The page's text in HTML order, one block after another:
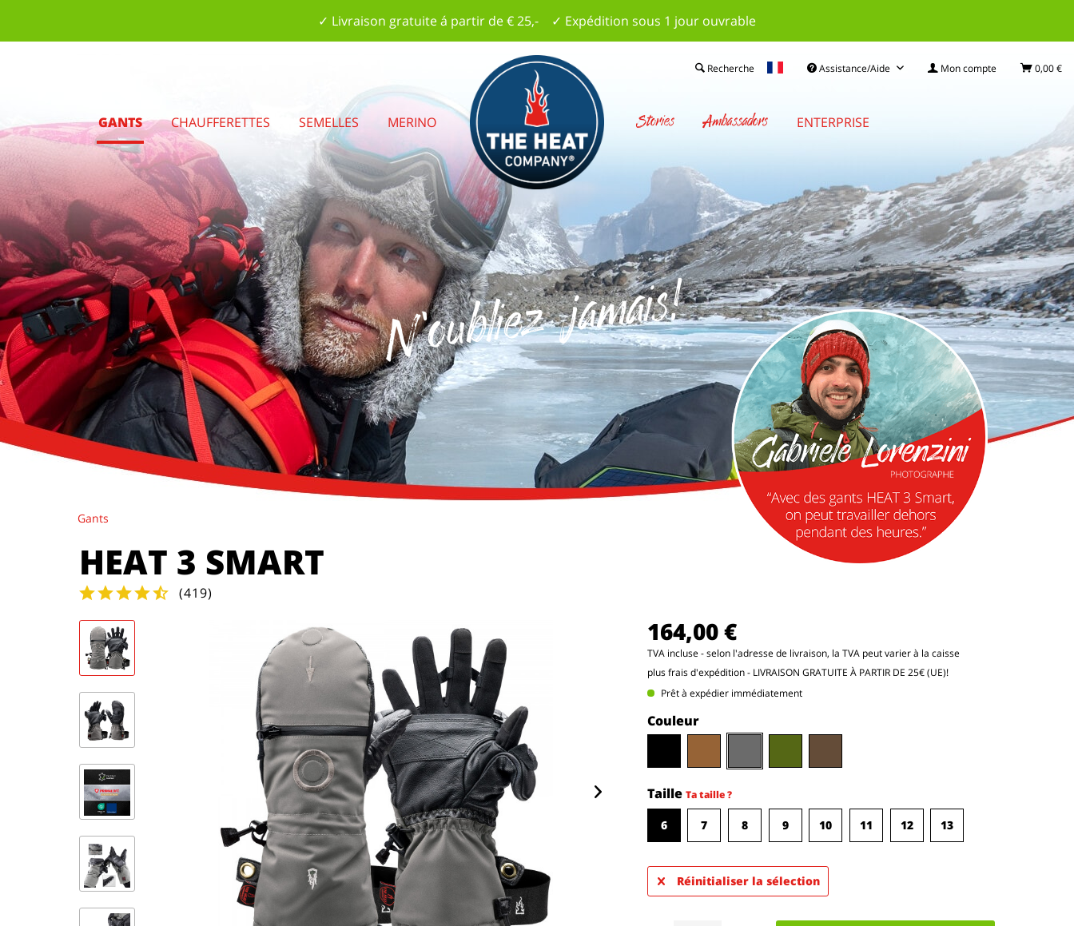
✓ Livraison gratuite á partir de € 25,- ✓ Expédition sous 1 jour ouvrable
N'oubliez jamais!
Assistance/Aide Mon compte 0,00 €
Recherche
GANTS CHAUFFERETTES SEMELLES MERINO Stories Ambassadors ENTERPRISE
Gants
HEAT 3 SMART
(419)
164,00 €
TVA incluse - selon l'adresse de livraison, la TVA peut varier à la caisse
plus frais d'expédition- LIVRAISON GRATUITE À PARTIR DE 25€ (UE)!
Prêt à expédier immédiatement
Couleur
Taille Ta taille ?
6 7 8 9 10 11 12 13
Réinitialiser la sélection